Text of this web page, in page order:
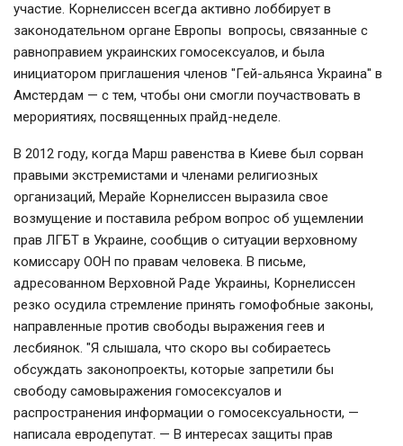
участие. Корнелиссен всегда активно лоббирует в
законодательном органе Европы вопросы, связанные с
равноправием украинских гомосексуалов, и была
инициатором приглашения членов "Гей-альянса Украина" в
Амстердам — с тем, чтобы они смогли поучаствовать в
мерориятиях, посвященных прайд-неделе.
В 2012 году, когда Марш равенства в Киеве был сорван
правыми экстремистами и членами религиозных
организаций, Мерайе Корнелиссен выразила свое
возмущение и поставила ребром вопрос об ущемлении
прав ЛГБТ в Украине, сообщив о ситуации верховному
комиссару ООН по правам человека. В письме,
адресованном Верховной Раде Украины, Корнелиссен
резко осудила стремление принять гомофобные законы,
направленные против свободы выражения геев и
лесбиянок. "Я слышала, что скоро вы собираетесь
обсуждать законопроекты, которые запретили бы
свободу самовыражения гомосексуалов и
распространения информации о гомосексуальности, —
написала евродепутат. — В интересах защиты прав